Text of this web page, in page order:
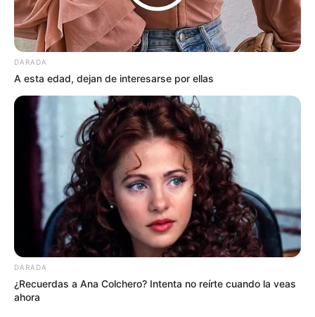
DARADA
A esta edad, dejan de interesarse por ellas
DARADA
¿Recuerdas a Ana Colchero? Intenta no reírte cuando la veas
ahora